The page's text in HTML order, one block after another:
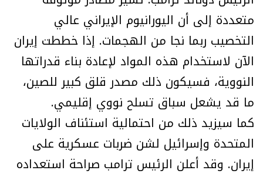
متعددة إلى أن اليورانيوم الإيراني عالي
التخصيب ربما نجا من الهجمات. إذا خططت إيران
الآن لاستخدام هذه المواد لإعادة بناء قدراتها
النووية، فسيكون ذلك مصدر قلق كبير للصين،
ما قد يشعل سباق تسلح نووي إقليمي.
كما سيزيد ذلك من احتمالية استئناف الولايات
المتحدة وإسرائيل لشن ضربات عسكرية على
إيران. وقد أعلن الرئيس ترامب صراحة استعداده